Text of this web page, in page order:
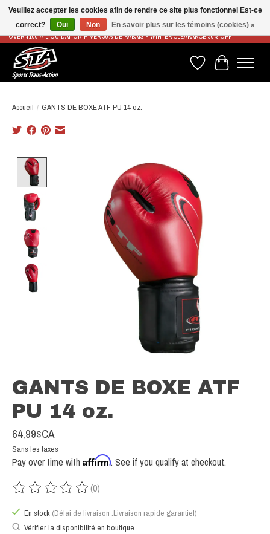
LIVRAISON RAPIDE ET GRATUITE À PARTIR DE 100$ - FAST & FREE SHIPPING ON ORDERS
OVER $100 // LIQUIDATION HIVER 30% DE RABAIS - WINTER CLEARANCE 30% OFF
Liste de souhaits
Panier
Accueil / GANTS DE BOXE ATF PU 14 oz.
Product image slideshow Items
GANTS DE BOXE ATF
PU 14 oz.
64,99$CA
Sans les taxes
Pay over time with Affirm. See if you qualify at checkout.
Ce produit est évalué à
(0)
En stock (Délai de livraison :Livraison rapide garantie!)
Vérifier la disponibilité en boutique
Veuillez accepter les cookies afin de rendre ce site plus fonctionnel Est-ce
correct?
Oui Non En savoir plus sur les témoins (cookies) »